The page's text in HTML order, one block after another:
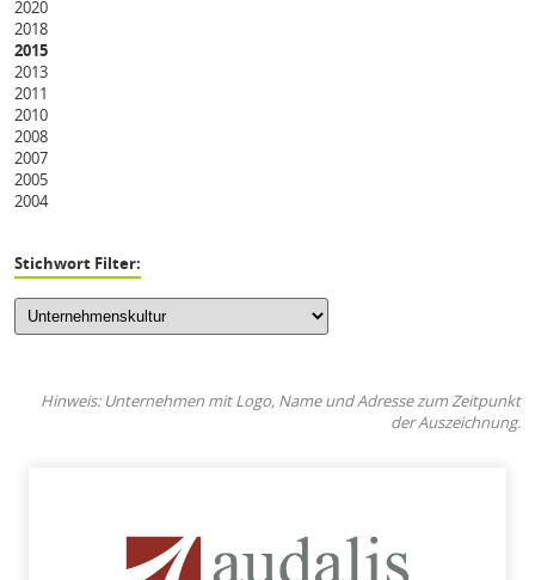
2020
2018
2015
2013
2011
2010
2008
2007
2005
2004
Stichwort Filter:
Hinweis: Unternehmen mit Logo, Name und Adresse zum Zeitpunkt
der Auszeichnung.